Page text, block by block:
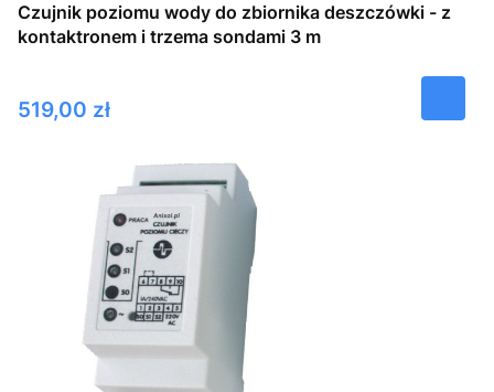
Czujnik poziomu wody do zbiornika deszczówki - z
kontaktronem i trzema sondami 3 m
Cena
519,00 zł